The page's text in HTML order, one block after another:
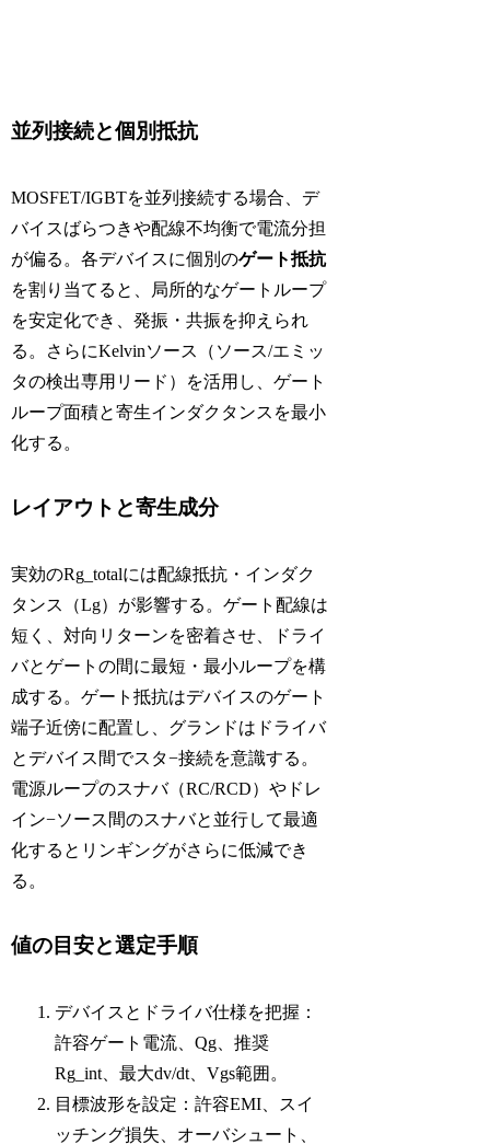
並列接続と個別抵抗
MOSFET/IGBTを並列接続する場合、デ
バイスばらつきや配線不均衡で電流分担
が偏る。各デバイスに個別のゲート抵抗
を割り当てると、局所的なゲートループ
を安定化でき、発振・共振を抑えられ
る。さらにKelvinソース（ソース/エミッ
タの検出専用リード）を活用し、ゲート
ループ面積と寄生インダクタンスを最小
化する。
レイアウトと寄生成分
実効のRg_totalには配線抵抗・インダク
タンス（Lg）が影響する。ゲート配線は
短く、対向リターンを密着させ、ドライ
バとゲートの間に最短・最小ループを構
成する。ゲート抵抗はデバイスのゲート
端子近傍に配置し、グランドはドライバ
とデバイス間でスタ−接続を意識する。
電源ループのスナバ（RC/RCD）やドレ
イン−ソース間のスナバと並行して最適
化するとリンギングがさらに低減でき
る。
値の目安と選定手順
デバイスとドライバ仕様を把握：
許容ゲート電流、Qg、推奨
Rg_int、最大dv/dt、Vgs範囲。
目標波形を設定：許容EMI、スイ
ッチング損失、オーバシュート、